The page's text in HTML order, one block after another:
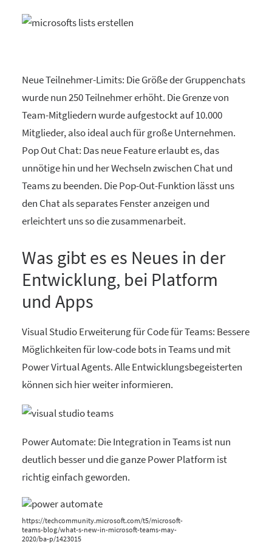
Neue Teilnehmer-Limits: Die Größe der Gruppenchats
wurde nun 250 Teilnehmer erhöht. Die Grenze von
Team-Mitgliedern wurde aufgestockt auf 10.000
Mitglieder, also ideal auch für große Unternehmen.
Pop Out Chat: Das neue Feature erlaubt es, das
unnötige hin und her Wechseln zwischen Chat und
Teams zu beenden. Die Pop-Out-Funktion lässt uns
den Chat als separates Fenster anzeigen und
erleichtert uns so die zusammenarbeit.
Was gibt es es Neues in der
Entwicklung, bei Platform
und Apps
Visual Studio Erweiterung für Code für Teams: Bessere
Möglichkeiten für low-code bots in Teams und mit
Power Virtual Agents. Alle Entwicklungsbegeisterten
können sich hierweiter informieren.
Power Automate: Die Integration in Teams ist nun
deutlich besser und die ganze Power Platform ist
richtig einfach geworden.
https://techcommunity.microsoft.com/t5/microsoft-
teams-blog/what-s-new-in-microsoft-teams-may-
2020/ba-p/1423015